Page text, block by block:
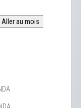
Aller au mois